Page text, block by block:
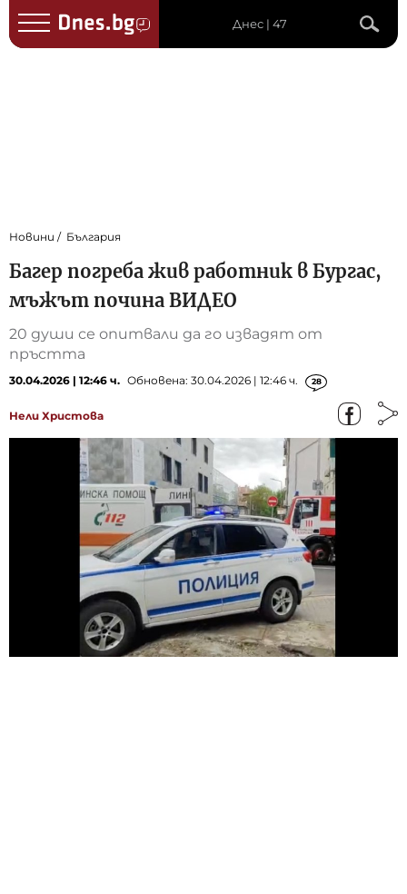
Днес | 47
Новини България
Багер погреба жив работник в Бургас,
мъжът почина ВИДЕО
20 души се опитвали да го извадят от
пръстта
30.04.2026 | 12:46 ч. Обновена: 30.04.2026 | 12:46 ч. 28
Нели Христова